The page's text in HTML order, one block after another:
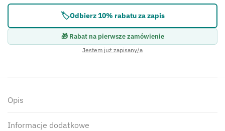
🏷️Odbierz 10% rabatu za zapis
🎁 Rabat na pierwsze zamówienie
Jestem już zapisany/a
Opis
Informacje dodatkowe